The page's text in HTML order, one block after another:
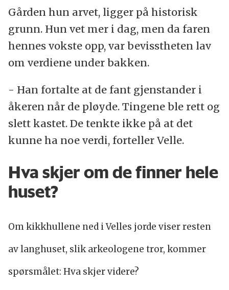
Gården hun arvet, ligger på historisk
grunn. Hun vet mer i dag, men da faren
hennes vokste opp, var bevisstheten lav
om verdiene under bakken.
- Han fortalte at de fant gjenstander i
åkeren når de pløyde. Tingene ble rett og
slett kastet. De tenkte ikke på at det
kunne ha noe verdi, forteller Velle.
Hva skjer om de finner hele
huset?
Om kikkhullene ned i Velles jorde viser resten
av langhuset, slik arkeologene tror, kommer
spørsmålet: Hva skjer videre?